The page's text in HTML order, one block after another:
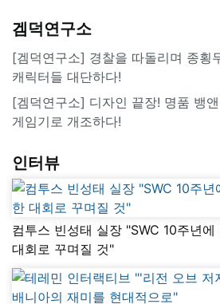
겜덕연구소
[겜덕연구소] 경찰을 따돌리며 종횡
캐릭터들 대단하다!
[겜덕연구소] 디자인 끝장! 명품 뱅
게임기로 개조하다!
인터뷰
컴투스 빈성태 실장 "SWC 10주년
대회로 꾸며질 것"